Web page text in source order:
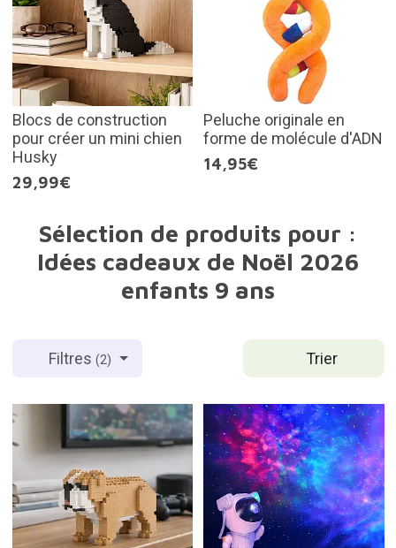
Blocs de construction
pour créer un mini chien
Husky
29,99€
Peluche originale en
forme de molécule d'ADN
14,95€
Sélection de produits pour :
Idées cadeaux de Noël 2026
enfants 9 ans
Trier
Filtres(2)